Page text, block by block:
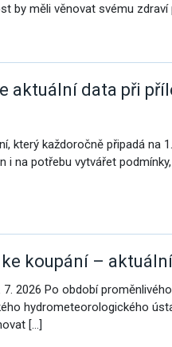
by měli věnovat svému zdraví
aktuální data při
který každoročně připadá na
i na potřebu vytvářet
koupání –
7. 2026 Po období
hydrometeorologického
[…]